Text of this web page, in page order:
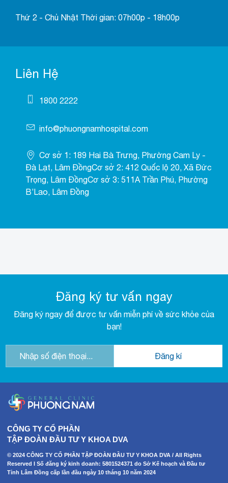
Thứ 2 - Chủ Nhật Thời gian: 07h00p - 18h00p
Liên Hệ
1800 2222
info@phuongnamhospital.com
Cơ sở 1: 189 Hai Bà Trưng, Phường Cam Ly -
Đà Lạt, Lâm ĐồngCơ sở 2: 412 Quốc lộ 20, Xã Đức
Trọng, Lâm ĐồngCơ sở 3: 511A Trần Phú, Phường
B’Lao, Lâm Đồng
Đăng ký tư vấn ngay
Đăng ký ngay để được tư vấn miễn phí về sức khỏe của
bạn!
CÔNG TY CỔ PHẦN
TẬP ĐOÀN ĐẦU TƯ Y KHOA DVA
© 2024 CÔNG TY CỔ PHẦN TẬP ĐOÀN ĐẦU TƯ Y KHOA DVA / All Rights
Reserved I Số đăng ký kinh doanh: 5801524371 do Sở Kế hoạch và Đầu tư
Tỉnh Lâm Đồng cấp lần đầu ngày 10 tháng 10 năm 2024